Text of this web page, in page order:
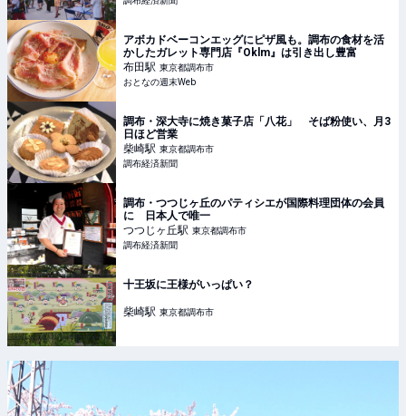
アボカドベーコンエッグにピザ風も。調布の食材を活
かしたガレット専門店『Oklm』は引き出し豊富
布田駅 東京都調布市
おとなの週末Web
調布・深大寺に焼き菓子店「八花」 そば粉使い、月3
日ほど営業
柴崎駅 東京都調布市
調布経済新聞
調布・つつじヶ丘のパティシエが国際料理団体の会員
に 日本人で唯一
つつじヶ丘駅 東京都調布市
調布経済新聞
十王坂に王様がいっぱい？
柴崎駅 東京都調布市